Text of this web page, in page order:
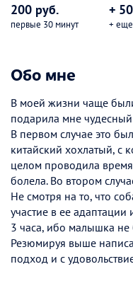
200 руб.
первые 30 минут
+
+
Обо мне
В моей жизни чаще
подарила мне
В первом случае это
китайский хохлатый, с
целом проводила
болела. Во втором
Не смотря на то, что
участие в ее
3 часа, ибо малышка не
Резюмируя выше
подход и с